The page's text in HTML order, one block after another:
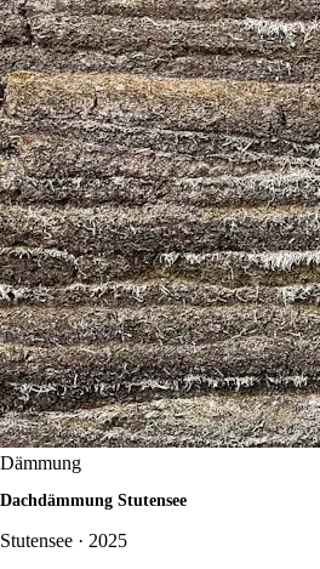
Dämmung
Dachdämmung Stutensee
Stutensee · 2025